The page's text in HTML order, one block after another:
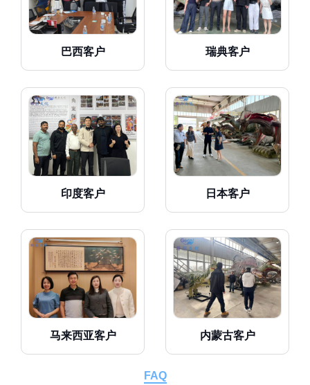
巴西客户 瑞典客户
印度客户 日本客户
马来西亚客户 内蒙古客户
FAQ